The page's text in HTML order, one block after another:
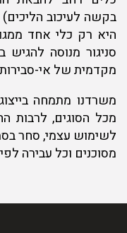
בקשה לעיכוב
היא רק כלי אחד
סניגור מנוסה
מקדמית של אי-
משרדנו מתמחה
מכל הסוגים, לרבות
לשימוש עצמי, סחר
מסוכנים וכל עבירה